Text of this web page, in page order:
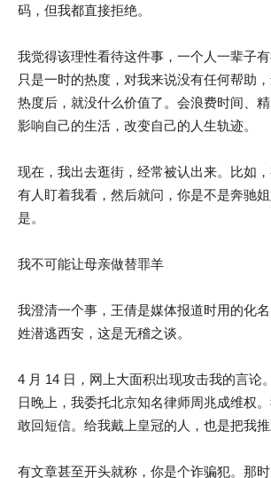
码，但我都直接拒绝。
我觉得该理性看待这件事，一个人一辈子
只是一时的热度，对我来说没有任何帮助
热度后，就没什么价值了。会浪费时间、
影响自己的生活，改变自己的人生轨迹。
现在，我出去逛街，经常被认出来。比如
有人盯着我看，然后就问，你是不是奔驰
是。
我不可能让母亲做替罪羊
我澄清一个事，王倩是媒体报道时用的化
姓潜逃西安，这是无稽之谈。
4 月 14 日，网上大面积出现攻击我的言论
日晚上，我委托北京知名律师周兆成维权
敢回短信。给我戴上皇冠的人，也是把我推
有文章甚至开头就称，你是个诈骗犯。那